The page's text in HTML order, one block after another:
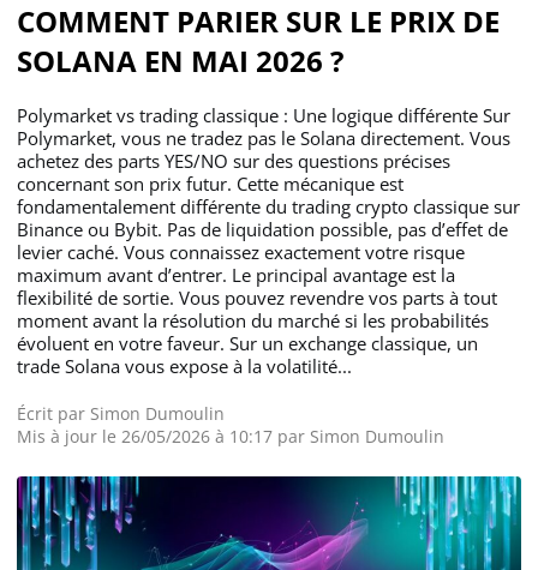
COMMENT PARIER SUR LE PRIX DE
SOLANA EN MAI 2026 ?
Polymarket vs trading classique : Une logique différente Sur
Polymarket, vous ne tradez pas le Solana directement. Vous
achetez des parts YES/NO sur des questions précises
concernant son prix futur. Cette mécanique est
fondamentalement différente du trading crypto classique sur
Binance ou Bybit. Pas de liquidation possible, pas d’effet de
levier caché. Vous connaissez exactement votre risque
maximum avant d’entrer. Le principal avantage est la
flexibilité de sortie. Vous pouvez revendre vos parts à tout
moment avant la résolution du marché si les probabilités
évoluent en votre faveur. Sur un exchange classique, un
trade Solana vous expose à la volatilité...
Écrit par Simon Dumoulin
Mis à jour le 26/05/2026 à 10:17 par Simon Dumoulin